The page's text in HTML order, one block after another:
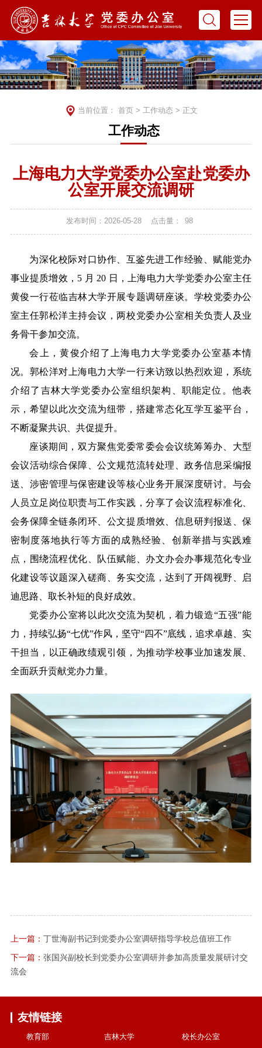
当前位置： 首页> 工作动态 > 正文
工作动态
上海电力大学党委办公室赴党委办
公室开展交流调研
发布时间：2026-05-28 点击量： 98
为深化校际对口协作、互鉴先进工作经验、赋能党办
事业提质增效，5 月 20 日，上海电力大学党委办公室主任
黄俊一行莅临吉林大学开展专题调研座谈。学校党委办公
室主任郭松洋主持会议，两校党委办公室相关负责人及业
务骨干参加交流。
会上，黄俊介绍了上海电力大学党委办公室基本情
况。郭松洋对上海电力大学一行来访致以热烈欢迎，系统
介绍了吉林大学党委办公室组织架构、职能定位。他表
示，希望以此次交流为纽带，搭建常态化互学互鉴平台，
不断凝聚共识、共促提升。
座谈期间，双方聚焦党委常委会会议统筹筹办、大型
会议活动综合保障、公文规范流转处理、政务信息采编报
送、涉密管理与保密建设等核心业务开展深度研讨。与会
人员立足岗位职责与工作实践，分享了会议流程标准化、
会务保障全链条闭环、公文提质增效、信息研判报送、保
密制度落地执行等方面的成熟经验、创新举措与实践难
点，围绕流程优化、队伍赋能、办文办会办事规范化专业
化建设等议题深入磋商、务实交流，达到了开阔视野、启
迪思路、取长补短的良好成效。
党委办公室将以此次交流为契机，着力锻造“五强”能
力，持续弘扬“七优”作风，坚守“四不”底线，追求卓越、实
干担当，以正确政绩观引领，为推动学校事业加速发展、
全面跃升贡献党办力量。
上一篇： 丁世海副书记到党委办公室调研指导学校总值班工作
下一篇： 张国兴副校长到党委办公室调研并参加高质量发展研讨交
流会
友情链接
教育部 吉林大学 校长办公室